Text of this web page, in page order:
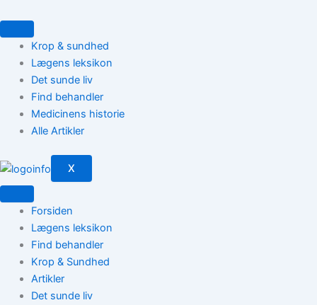
til
indholdetKrop & sundhed
Lægens leksikon
Det sunde liv
Find behandler
Medicinens historie
Alle Artikler
X
Forsiden
Lægens leksikon
Find behandler
Krop & Sundhed
Artikler
Det sunde liv